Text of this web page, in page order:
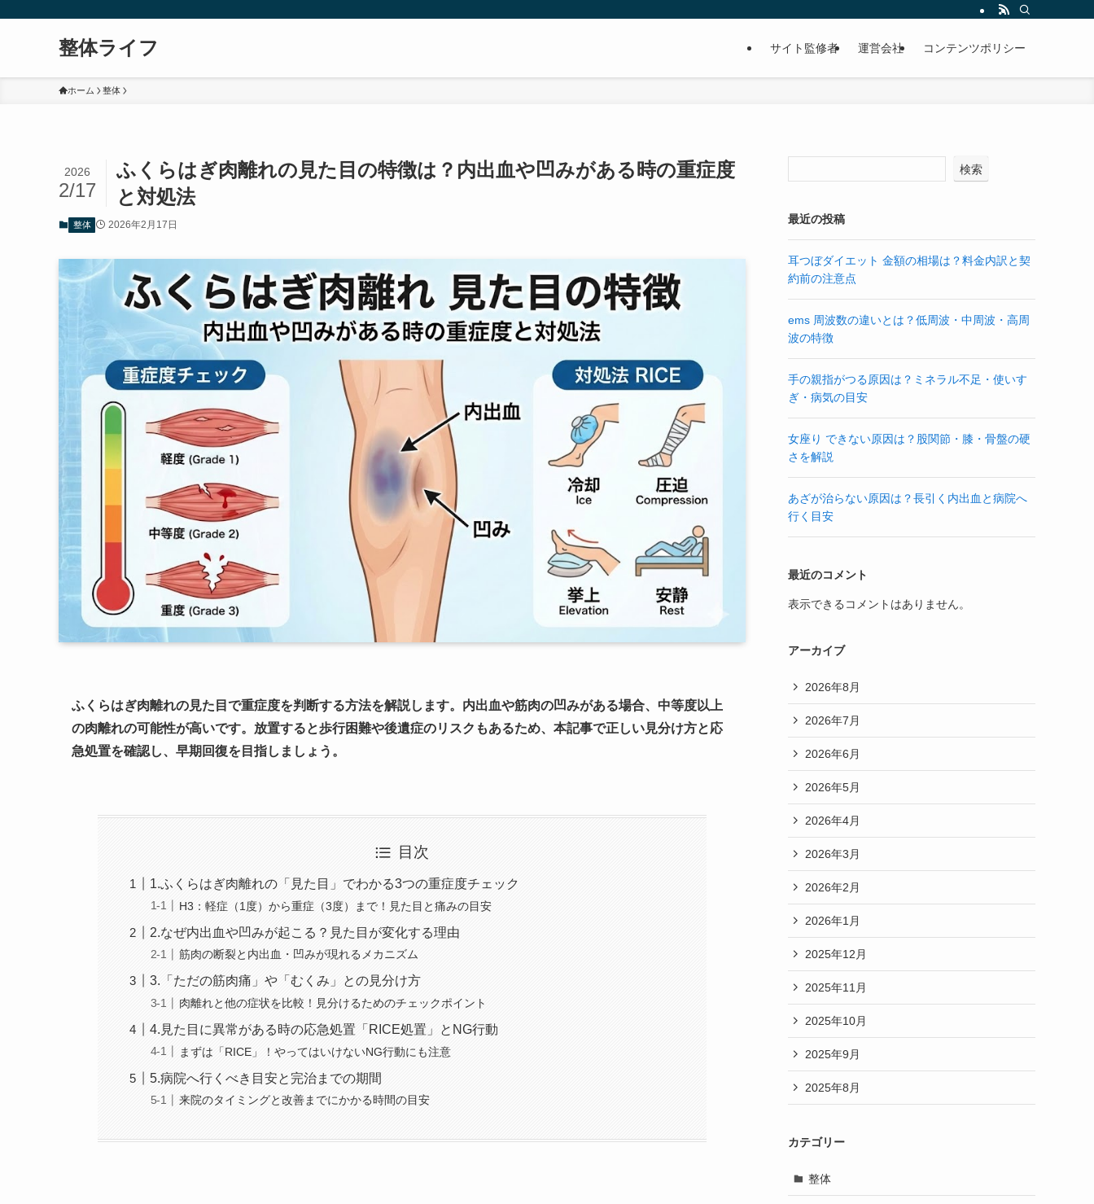
整体ライフ サイト監修者 運営会社 コンテンツポリシー
ホーム 整体
ふくらはぎ肉離れの見た目の特徴は？内出血や凹みがある時の重症度
と対処法
2026
2/17
整体 2026年2月17日
ふくらはぎ肉離れの見た目で重症度を判断する方法を解説します。内出血や筋肉の凹みがある場合、中等度以上
の肉離れの可能性が高いです。放置すると歩行困難や後遺症のリスクもあるため、本記事で正しい見分け方と応
急処置を確認し、早期回復を目指しましょう。
目次
1.ふくらはぎ肉離れの「見た目」でわかる3つの重症度チェック
H3：軽症（1度）から重症（3度）まで！見た目と痛みの目安
2.なぜ内出血や凹みが起こる？見た目が変化する理由
筋肉の断裂と内出血・凹みが現れるメカニズム
3.「ただの筋肉痛」や「むくみ」との見分け方
肉離れと他の症状を比較！見分けるためのチェックポイント
4.見た目に異常がある時の応急処置「RICE処置」とNG行動
まずは「RICE」！やってはいけないNG行動にも注意
5.病院へ行くべき目安と完治までの期間
来院のタイミングと改善までにかかる時間の目安
検索
最近の投稿
耳つぼダイエット 金額の相場は？料金内訳と契
約前の注意点
ems 周波数の違いとは？低周波・中周波・高周
波の特徴
手の親指がつる原因は？ミネラル不足・使いす
ぎ・病気の目安
女座り できない原因は？股関節・膝・骨盤の硬
さを解説
あざが治らない原因は？長引く内出血と病院へ
行く目安
最近のコメント
表示できるコメントはありません。
アーカイブ
2026年8月
2026年7月
2026年6月
2026年5月
2026年4月
2026年3月
2026年2月
2026年1月
2025年12月
2025年11月
2025年10月
2025年9月
2025年8月
カテゴリー
整体